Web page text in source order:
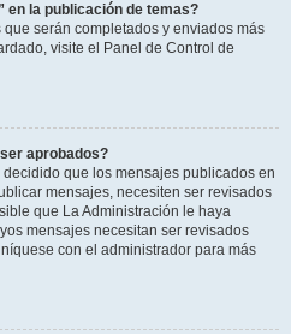
en la publicación de temas?
serán completados y enviados más
visite el Panel de Control de
aprobados?
que los mensajes publicados en
mensajes, necesiten ser revisados
que La Administración le haya
mensajes necesitan ser revisados
con el administrador para más